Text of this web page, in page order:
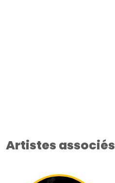
Artistes associés